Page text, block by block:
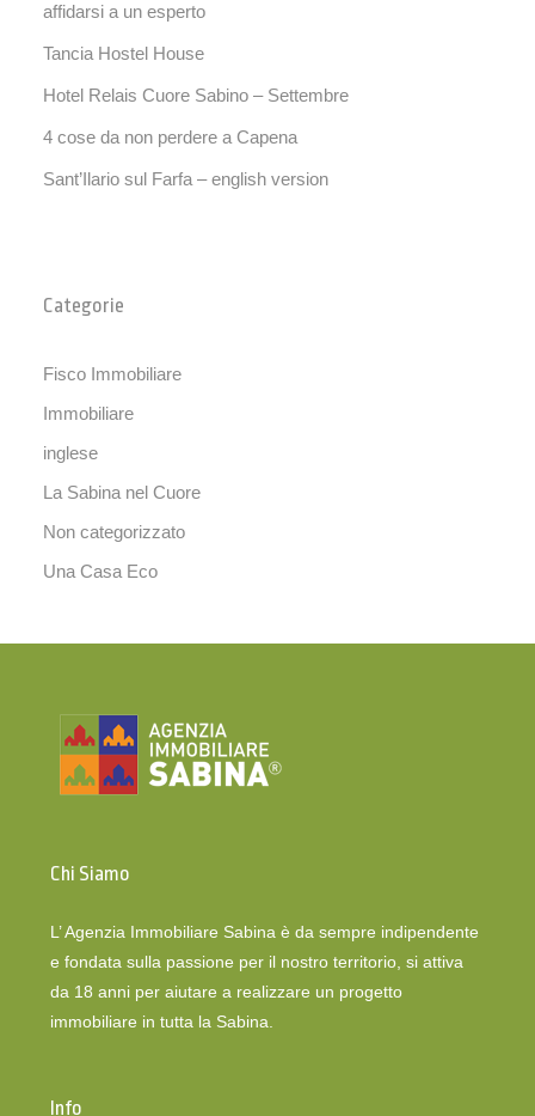
affidarsi a un esperto
Tancia Hostel House
Hotel Relais Cuore Sabino – Settembre
4 cose da non perdere a Capena
Sant’Ilario sul Farfa – english version
Categorie
Fisco Immobiliare
Immobiliare
inglese
La Sabina nel Cuore
Non categorizzato
Una Casa Eco
Chi Siamo
L’ Agenzia Immobiliare Sabina è da sempre indipendente
e fondata sulla passione per il nostro territorio, si attiva
da 18 anni per aiutare a realizzare un progetto
immobiliare in tutta la Sabina.
Info